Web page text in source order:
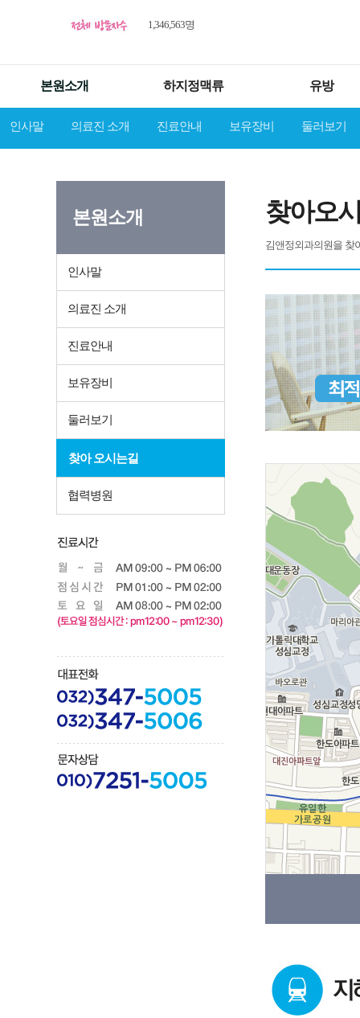
1,346,563명
본원소개
인사말 의료진 소개 진료안내 보유장비 둘러보기
하지정맥류 유방
본원소개
인사말
의료진 소개
진료안내
보유장비
둘러보기
찾아 오시는길
협력병원
찾아오
김앤정외과의원을 찾